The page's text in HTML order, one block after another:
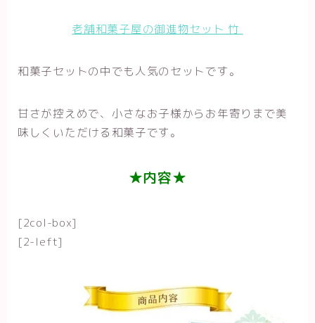
老舗和菓子屋の御進物セット 竹
和菓子セットの中でも人気のセットです。
甘さが控えめで、小さなお子様からお年寄りまで美
味しくいただける和菓子です。
★内容★
[2col-box]
[2-left]